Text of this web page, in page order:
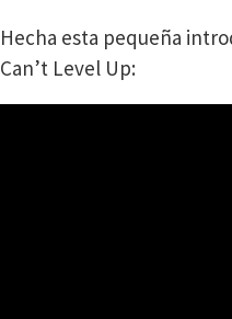
Hecha esta pequeña
Can’t Level Up: